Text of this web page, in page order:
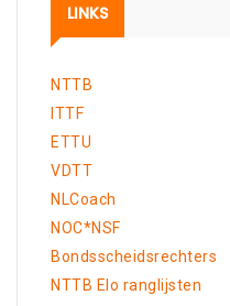
LINKS
NTTB
ITTF
ETTU
VDTT
NLCoach
NOC*NSF
Bondsscheidsrechters
NTTB Elo ranglijsten